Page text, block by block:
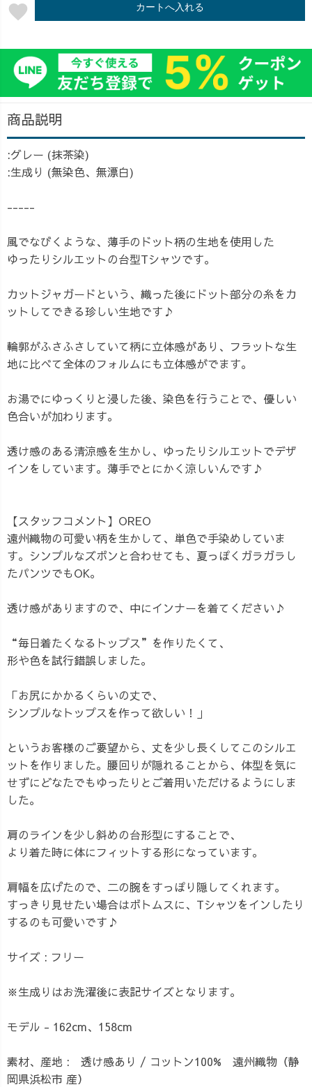
favorite カートへ入れる
商品説明
:グレー (抹茶染)
:生成り (無染色、無漂白)
-----
風でなびくような、薄手のドット柄の生地を使用した
ゆったりシルエットの台型Tシャツです。
カットジャガードという、織った後にドット部分の糸をカ
ットしてできる珍しい生地です♪
輪郭がふさふさしていて柄に立体感があり、フラットな生
地に比べて全体のフォルムにも立体感がでます。
お湯でにゆっくりと浸した後、染色を行うことで、優しい
色合いが加わります。
透け感のある清涼感を生かし、ゆったりシルエットでデザ
インをしています。薄手でとにかく涼しいんです♪
【スタッフコメント】OREO
遠州織物の可愛い柄を生かして、単色で手染めしていま
す。シンプルなズボンと合わせても、夏っぽくガラガラし
たパンツでもOK。
透け感がありますので、中にインナーを着てください♪
“毎日着たくなるトップス”を作りたくて、
形や色を試行錯誤しました。
「お尻にかかるくらいの丈で、
シンプルなトップスを作って欲しい！」
というお客様のご要望から、丈を少し長くしてこのシルエ
ットを作りました。腰回りが隠れることから、体型を気に
せずにどなたでもゆったりとご着用いただけるようにしま
した。
肩のラインを少し斜めの台形型にすることで、
より着た時に体にフィットする形になっています。
肩幅を広げたので、二の腕をすっぽり隠してくれます。
すっきり見せたい場合はボトムスに、Tシャツをインしたり
するのも可愛いです♪
サイズ : フリー
※生成りはお洗濯後に表記サイズとなります。
モデル - 162cm、158cm
素材、産地 : 透け感あり / コットン100% 遠州織物（静
岡県浜松市 産）